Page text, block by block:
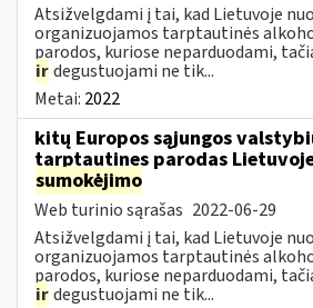
Atsižvelgdami į tai, kad Lietuvoje
organizuojamos tarptautinės
parodos, kuriose neparduodami,
irdegustuojami ne tik...
Metai: 2022
kitų Europos sąjungos
tarptautines parodas
sumokėjimo
Web turinio sąrašas 2022-06-29
Atsižvelgdami į tai, kad Lietuvoje
organizuojamos tarptautinės
parodos, kuriose neparduodami,
irdegustuojami ne tik...